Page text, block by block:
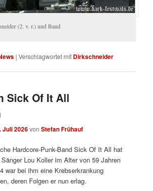
(2. v. r.) und Band
|Verschlagwortet mit Dirkschneider
Sick Of It All
Juli 2026vonStefan Frühauf
Hardcore-Punk-Band Sick Of It All hat
Lou Koller im Alter von 59 Jahren
war bei ihm eine Krebserkrankung
deren Folgen er nun erlag.